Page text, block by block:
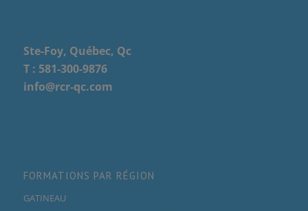
Ste-Foy, Québec, Qc
T : 581-300-9876
info@rcr-qc.com
FORMATIONS PAR RÉGION
GATINEAU